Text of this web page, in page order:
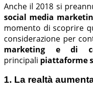
Anche il 2018 si
social media
momento di scoprire
considerazione per
marketing e di
principali piattaforme
1. La realtà